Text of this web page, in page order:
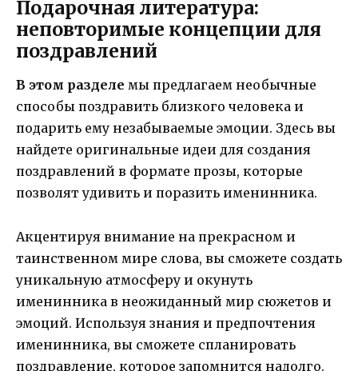
Подарочная литература:
неповторимые концепции для
поздравлений
В этом разделе мы предлагаем необычные
способы поздравить близкого человека и
подарить ему незабываемые эмоции. Здесь вы
найдете оригинальные идеи для создания
поздравлений в формате прозы, которые
позволят удивить и поразить именинника.
Акцентируя внимание на прекрасном и
таинственном мире слова, вы сможете создать
уникальную атмосферу и окунуть
именинника в неожиданный мир сюжетов и
эмоций. Используя знания и предпочтения
именинника, вы сможете спланировать
поздравление, которое запомнится надолго.